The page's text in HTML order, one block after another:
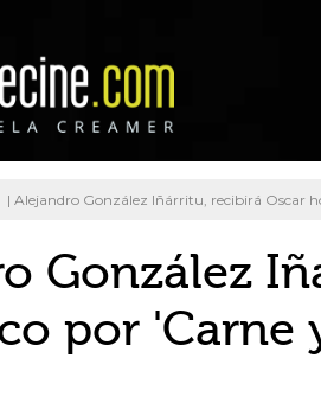
| Alejandro González Iñárritu, recibirá Oscar
González
por 'Carne